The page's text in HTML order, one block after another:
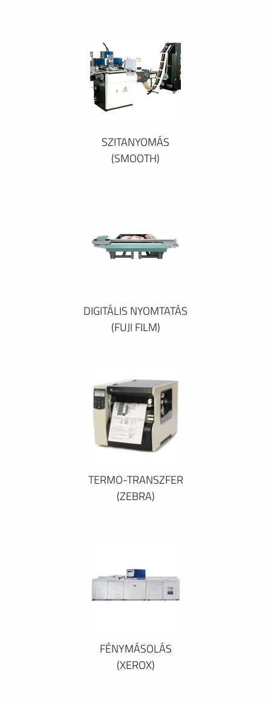
SZITANYOMÁS
(SMOOTH)
DIGITÁLIS NYOMTATÁS
(FUJI FILM)
TERMO-TRANSZFER
(ZEBRA)
FÉNYMÁSOLÁS
(XEROX)